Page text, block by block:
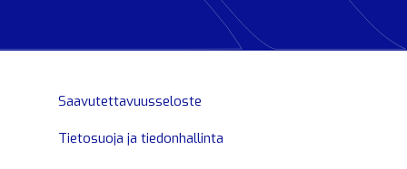
Saavutettavuusseloste
Tietosuoja ja tiedonhallinta